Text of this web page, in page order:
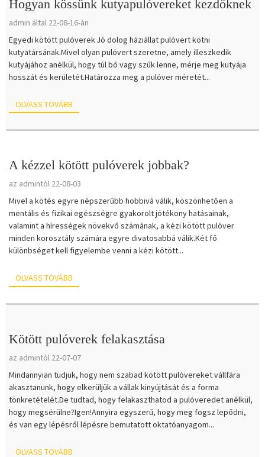
Hogyan kössünk kutyapulóvereket kezdőknek
admin által 22-08-16-án
Egyedi kötött pulóverek Jó dolog háziállat pulóvert kötni
kutyatársának.Mivel olyan pulóvert szeretne, amely illeszkedik
kutyájához anélkül, hogy túl bő vagy szűk lenne, mérje meg kutyája
hosszát és kerületét.Határozza meg a pulóver méretét...
OLVASS TOVÁBB
A kézzel kötött pulóverek jobbak?
az admintól 22-08-03
Mivel a kötés egyre népszerűbb hobbivá válik, köszönhetően a
mentális és fizikai egészségre gyakorolt ​​jótékony hatásainak,
valamint a hírességek növekvő számának, a kézi kötött pulóver
minden korosztály számára egyre divatosabbá válik.Két fő
különbséget kell figyelembe venni a kézi kötött...
OLVASS TOVÁBB
Kötött pulóverek felakasztása
az admintól 22-07-07
Mindannyian tudjuk, hogy nem szabad kötött pulóvereket vállfára
akasztanunk, hogy elkerüljük a vállak kinyújtását és a forma
tönkretételét.De tudtad, hogy felakaszthatod a pulóveredet anélkül,
hogy megsérülne?Igen!Annyira egyszerű, hogy meg fogsz lepődni,
és van egy lépésről lépésre bemutatott oktatóanyagom...
OLVASS TOVÁBB